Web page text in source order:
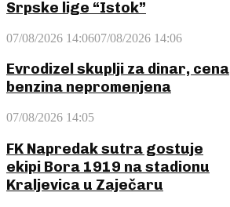
Srpske lige “Istok”
07/08/2026 14:0607/08/2026 14:06
Evrodizel skuplji za dinar, cena
benzina nepromenjena
07/08/2026 14:05
FK Napredak sutra gostuje
ekipi Bora 1919 na stadionu
Kraljevica u Zaječaru